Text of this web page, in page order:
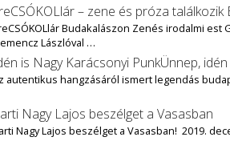
– zene és próza találkozik
Budakalászon Zenés irodalmi est
Lászlóval …
is Nagy Karácsonyi PunkÜnnep, idén
autentikus hangzásáról ismert legendás
Nagy Lajos beszélget a Vasasban
Nagy Lajos beszélget a Vasasban! 2019.